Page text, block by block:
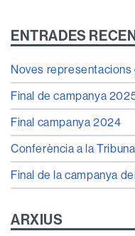
ENTRADES
Noves representacions
Final de campanya
Final campanya 2024
Conferència a la
Final de la campanya
ARXIUS